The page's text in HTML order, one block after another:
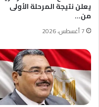
يعلن نتيجة المرحلة الأولى
من…
7 أغسطس، 2026